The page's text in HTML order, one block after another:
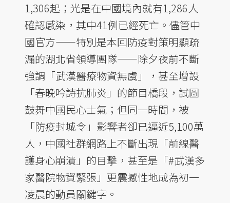
1,306起；光是在中國境內就有1,286人
確認感染，其中41例已經死亡。儘管中
國官方——特別是本回防疫對策明顯疏
漏的湖北省領導團隊——除夕夜前不斷
強調「武漢醫療物資無虞」，甚至增設
「春晚吟詩抗肺炎」的節目橋段，試圖
鼓舞中國民心士氣；但同一時間，被
「防疫封城令」影響者卻已逼近5,100萬
人，中國社群網路上不斷出現「前線醫
護身心崩潰」的目擊，甚至是「#武漢多
家醫院物資緊張」更震撼性地成為初一
凌晨的動員關鍵字。